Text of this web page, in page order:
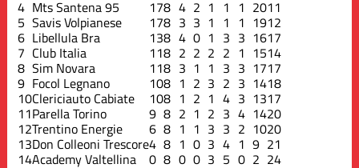
4 Mts Santena 95 178 4 2 1 1 1 2011
5 Savis Volpianese 178 3 3 1 1 1 1912
6 Libellula Bra 138 4 0 1 3 3 1617
7 Club Italia 118 2 2 2 2 1 1514
8 Sim Novara 118 3 1 1 3 3 1717
9 Focol Legnano 108 1 2 3 2 3 1418
10Clericiauto Cabiate 108 1 2 1 4 3 1317
11Parella Torino 9 8 2 1 2 3 4 1420
12Trentino Energie 6 8 1 1 3 3 2 1020
13Don Colleoni Trescore4 8 1 0 3 4 1 9 21
14Academy Valtellina 0 8 0 0 3 5 0 2 24